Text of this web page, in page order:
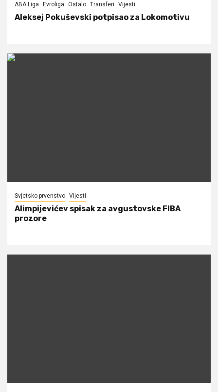
ABA Liga Evroliga Ostalo Transferi Vijesti
Aleksej Pokuševski potpisao za Lokomotivu
Svjetsko prvenstvo Vijesti
Alimpijevićev spisak za avgustovske FIBA
prozore